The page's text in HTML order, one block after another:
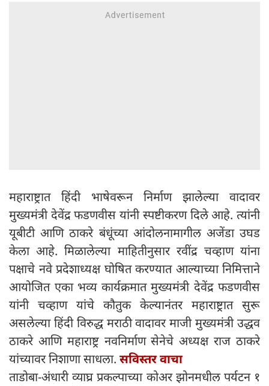
महाराष्ट्रात हिंदी भाषेवरून निर्माण झालेल्या वादावर
मुख्यमंत्री देवेंद्र फडणवीस यांनी स्पष्टीकरण दिले आहे. त्यांनी
यूबीटी आणि ठाकरे बंधूंच्या आंदोलनामागील अजेंडा उघड
केला आहे. मिळालेल्या माहितीनुसार रवींद्र चव्हाण यांना
पक्षाचे नवे प्रदेशाध्यक्ष घोषित करण्यात आल्याच्या निमित्ताने
आयोजित एका भव्य कार्यक्रमात मुख्यमंत्री देवेंद्र फडणवीस
यांनी चव्हाण यांचे कौतुक केल्यानंतर महाराष्ट्रात सुरू
असलेल्या हिंदी विरुद्ध मराठी वादावर माजी मुख्यमंत्री उद्धव
ठाकरे आणि महाराष्ट्र नवनिर्माण सेनेचे अध्यक्ष राज ठाकरे
यांच्यावर निशाणा साधला. सविस्तर वाचा
ताडोबा-अंधारी व्याघ्र प्रकल्पाच्या कोअर झोनमधील पर्यटन १